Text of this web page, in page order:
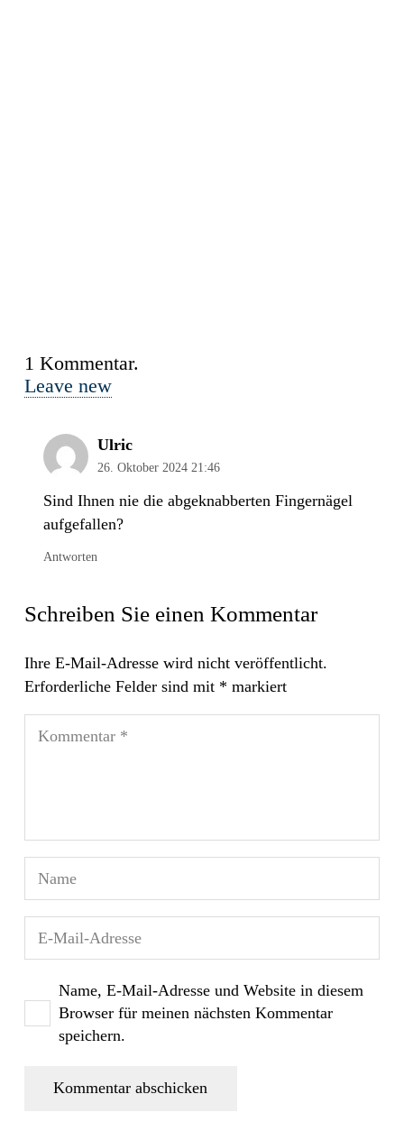
1 Kommentar.
Leave new
Ulric
26. Oktober 2024 21:46
Sind Ihnen nie die abgeknabberten Fingernägel
aufgefallen?
Antworten
Schreiben Sie einen Kommentar
Ihre E-Mail-Adresse wird nicht veröffentlicht.
Erforderliche Felder sind mit * markiert
Name, E-Mail-Adresse und Website in diesem
Browser für meinen nächsten Kommentar
speichern.
Kommentar abschicken